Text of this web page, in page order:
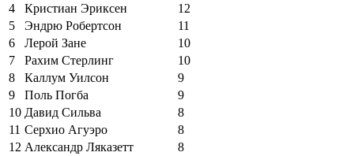
4
Кристиан Эриксен
12
5
Эндрю Робертсон
11
6
Лерой Зане
10
7
Рахим Стерлинг
10
8
Каллум Уилсон
9
9
Поль Погба
9
10 Давид Сильва
8
11 Серхио Агуэро
8
12 Александр Ляказетт
8